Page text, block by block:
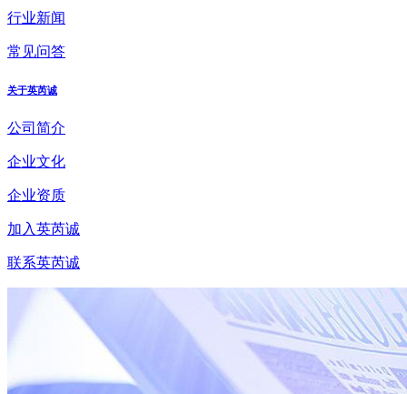
行业新闻
常见问答
关于英芮诚
公司简介
企业文化
企业资质
加入英芮诚
联系英芮诚